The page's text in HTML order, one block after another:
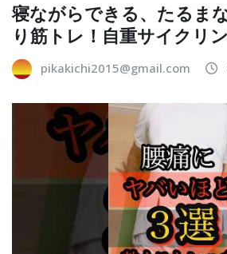
寝ながらできる、たるま
り筋トレ！自重サイクリ
pikakichi2015@gmail.com